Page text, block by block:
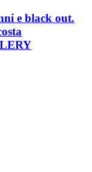
e black out.